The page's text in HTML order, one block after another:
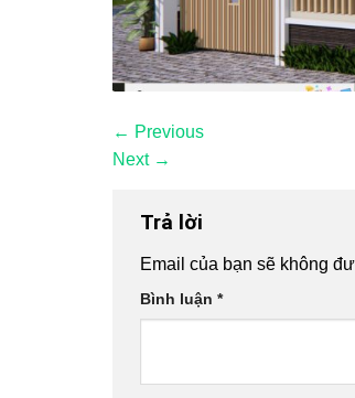
← Previous
Next →
Trả lời
Email của bạn sẽ không
Bình luận *